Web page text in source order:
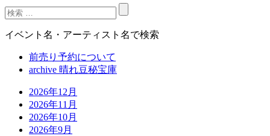
イベント名・アーティスト名で検索
前売り予約について
archive 晴れ豆秘宝庫
2026年12月
2026年11月
2026年10月
2026年9月